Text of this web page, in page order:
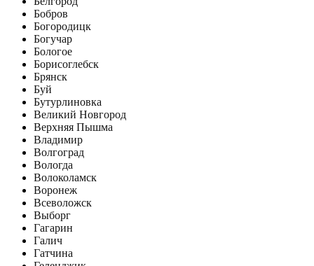
Бобров
Богородицк
Богучар
Бологое
Борисоглебск
Брянск
Буй
Бутурлиновка
Великий Новгород
Верхняя Пышма
Владимир
Волгоград
Вологда
Волоколамск
Воронеж
Всеволожск
Выборг
Гагарин
Галич
Гатчина